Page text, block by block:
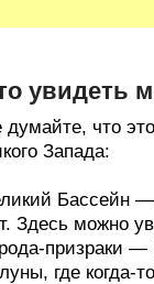
увидеть
думайте, что
Запада:
Бассейн —
Здесь можно
призраки
где когда-